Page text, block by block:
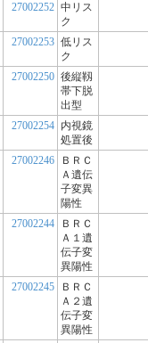
27002252 中リス
ク
27002253 低リス
ク
27002250 後縦靱
帯下脱
出型
27002254 内視鏡
処置後
27002246
ＢＲＣ
Ａ遺伝
子変異
陽性
27002244
ＢＲＣ
Ａ１遺
伝子変
異陽性
27002245
ＢＲＣ
Ａ２遺
伝子変
異陽性